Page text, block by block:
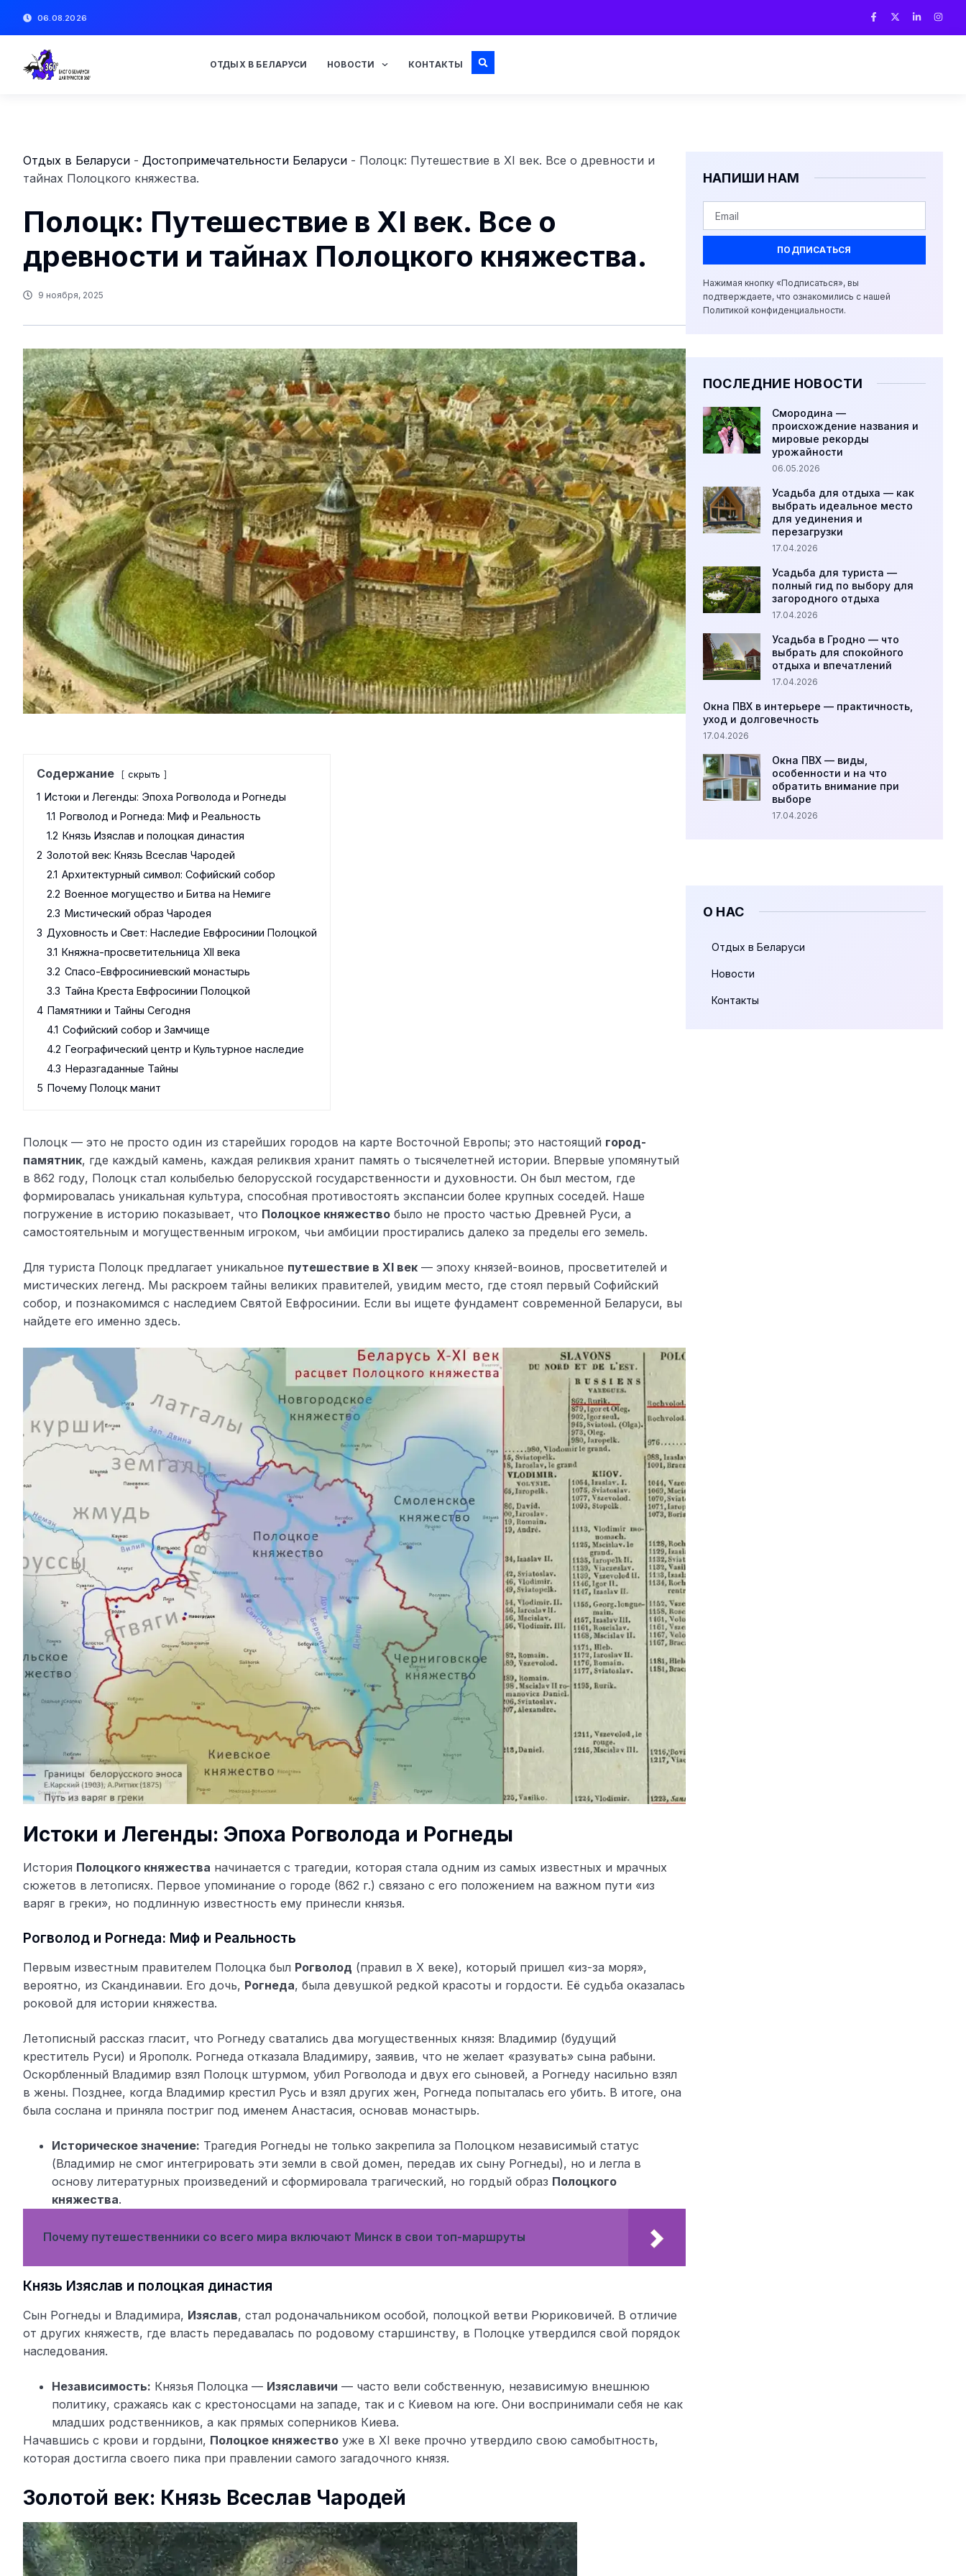
06.08.2026
ОТДЫХ В БЕЛАРУСИ НОВОСТИ КОНТАКТЫ
Отдых в Беларуси - Достопримечательности Беларуси - Полоцк: Путешествие в XI век. Все о древности и
тайнах Полоцкого княжества.
Полоцк: Путешествие в XI век. Все о
древности и тайнах Полоцкого княжества.
9 ноября, 2025
Содержание скрыть
1 Истоки и Легенды: Эпоха Рогволода и Рогнеды
1.1 Рогволод и Рогнеда: Миф и Реальность
1.2 Князь Изяслав и полоцкая династия
2 Золотой век: Князь Всеслав Чародей
2.1 Архитектурный символ: Софийский собор
2.2 Военное могущество и Битва на Немиге
2.3 Мистический образ Чародея
3 Духовность и Свет: Наследие Евфросинии Полоцкой
3.1 Княжна-просветительница XII века
3.2 Спасо-Евфросиниевский монастырь
3.3 Тайна Креста Евфросинии Полоцкой
4 Памятники и Тайны Сегодня
4.1 Софийский собор и Замчище
4.2 Географический центр и Культурное наследие
4.3 Неразгаданные Тайны
5 Почему Полоцк манит
Полоцк — это не просто один из старейших городов на карте Восточной Европы; это настоящий город-
памятник, где каждый камень, каждая реликвия хранит память о тысячелетней истории. Впервые упомянутый
в 862 году, Полоцк стал колыбелью белорусской государственности и духовности. Он был местом, где
формировалась уникальная культура, способная противостоять экспансии более крупных соседей. Наше
погружение в историю показывает, что Полоцкое княжество было не просто частью Древней Руси, а
самостоятельным и могущественным игроком, чьи амбиции простирались далеко за пределы его земель.
Для туриста Полоцк предлагает уникальное путешествие в XI век — эпоху князей-воинов, просветителей и
мистических легенд. Мы раскроем тайны великих правителей, увидим место, где стоял первый Софийский
собор, и познакомимся с наследием Святой Евфросинии. Если вы ищете фундамент современной Беларуси, вы
найдете его именно здесь.
Истоки и Легенды: Эпоха Рогволода и Рогнеды
История Полоцкого княжества начинается с трагедии, которая стала одним из самых известных и мрачных
сюжетов в летописях. Первое упоминание о городе (862 г.) связано с его положением на важном пути «из
варяг в греки», но подлинную известность ему принесли князья.
Рогволод и Рогнеда: Миф и Реальность
Первым известным правителем Полоцка был Рогволод (правил в X веке), который пришел «из-за моря»,
вероятно, из Скандинавии. Его дочь, Рогнеда, была девушкой редкой красоты и гордости. Её судьба оказалась
роковой для истории княжества.
Летописный рассказ гласит, что Рогнеду сватались два могущественных князя: Владимир (будущий
креститель Руси) и Ярополк. Рогнеда отказала Владимиру, заявив, что не желает «разувать» сына рабыни.
Оскорбленный Владимир взял Полоцк штурмом, убил Рогволода и двух его сыновей, а Рогнеду насильно взял
в жены. Позднее, когда Владимир крестил Русь и взял других жен, Рогнеда попыталась его убить. В итоге, она
была сослана и приняла постриг под именем Анастасия, основав монастырь.
Историческое значение: Трагедия Рогнеды не только закрепила за Полоцком независимый статус
(Владимир не смог интегрировать эти земли в свой домен, передав их сыну Рогнеды), но и легла в
основу литературных произведений и сформировала трагический, но гордый образ Полоцкого
княжества.
Почему путешественники со всего мира включают Минск в свои топ-маршруты
Князь Изяслав и полоцкая династия
Сын Рогнеды и Владимира, Изяслав, стал родоначальником особой, полоцкой ветви Рюриковичей. В отличие
от других княжеств, где власть передавалась по родовому старшинству, в Полоцке утвердился свой порядок
наследования.
Независимость: Князья Полоцка — Изяславичи — часто вели собственную, независимую внешнюю
политику, сражаясь как с крестоносцами на западе, так и с Киевом на юге. Они воспринимали себя не как
младших родственников, а как прямых соперников Киева.
Начавшись с крови и гордыни, Полоцкое княжество уже в XI веке прочно утвердило свою самобытность,
которая достигла своего пика при правлении самого загадочного князя.
Золотой век: Князь Всеслав Чародей
НАПИШИ НАМ
ПОДПИСАТЬСЯ
Нажимая кнопку «Подписаться», вы
подтверждаете, что ознакомились с нашей
Политикой конфиденциальности.
ПОСЛЕДНИЕ НОВОСТИ
Смородина —
происхождение названия и
мировые рекорды
урожайности
06.05.2026
Усадьба для отдыха — как
выбрать идеальное место
для уединения и
перезагрузки
17.04.2026
Усадьба для туриста —
полный гид по выбору для
загородного отдыха
17.04.2026
Усадьба в Гродно — что
выбрать для спокойного
отдыха и впечатлений
17.04.2026
Окна ПВХ в интерьере — практичность,
уход и долговечность
17.04.2026
Окна ПВХ — виды,
особенности и на что
обратить внимание при
выборе
17.04.2026
О НАС
Отдых в Беларуси
Новости
Контакты